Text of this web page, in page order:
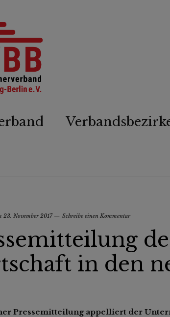
23. November 2017 Schreibe einen Kommentar
in den
Pressemitteilung appelliert der